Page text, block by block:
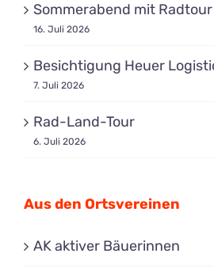
Sommerabend mit
16. Juli 2026
Besichtigung Heuer
7. Juli 2026
Rad-Land-Tour
6. Juli 2026
Aus den Ortsvereinen
AK aktiver Bäuerinnen